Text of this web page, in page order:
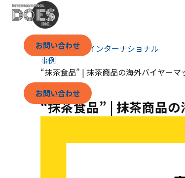
お問い合わせ
お問い合わせ
（株）ダズ・インターナショナル
事例
“抹茶食品” | 抹茶商品の海外バイヤーマ
“抹茶食品” | 抹茶商品